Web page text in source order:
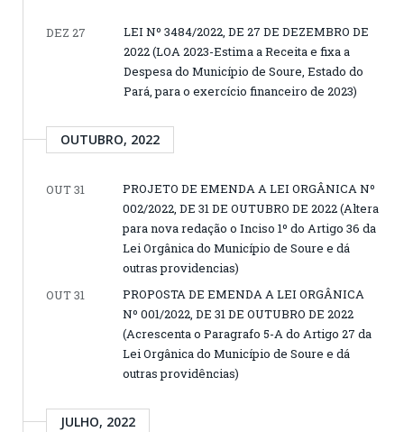
DEZ 27
LEI Nº 3484/2022, DE 27 DE DEZEMBRO DE
2022 (LOA 2023-Estima a Receita e fixa a
Despesa do Município de Soure, Estado do
Pará, para o exercício financeiro de 2023)
OUTUBRO, 2022
OUT 31
PROJETO DE EMENDA A LEI ORGÂNICA Nº
002/2022, DE 31 DE OUTUBRO DE 2022 (Altera
para nova redação o Inciso 1º do Artigo 36 da
Lei Orgânica do Município de Soure e dá
outras providencias)
OUT 31
PROPOSTA DE EMENDA A LEI ORGÂNICA
Nº 001/2022, DE 31 DE OUTUBRO DE 2022
(Acrescenta o Paragrafo 5-A do Artigo 27 da
Lei Orgânica do Município de Soure e dá
outras providências)
JULHO, 2022